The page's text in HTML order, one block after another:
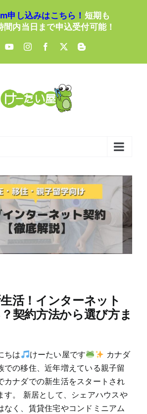
申し込みはこちら！ 短期も
間内当日まで申込受付可能！
YouTubeInstagramFacebook
X Blogger
活！インターネット
契約方法から選び方ま
ちは けーたい屋です
カナダ
での移住、近年増えている親子留
カナダでの新生活をスタートされ
す。 新居として、シェアハウスや
なく、賃貸住宅やコンドミニアム